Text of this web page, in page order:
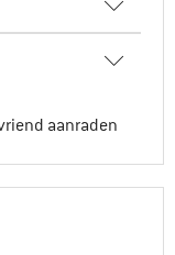
aanraden